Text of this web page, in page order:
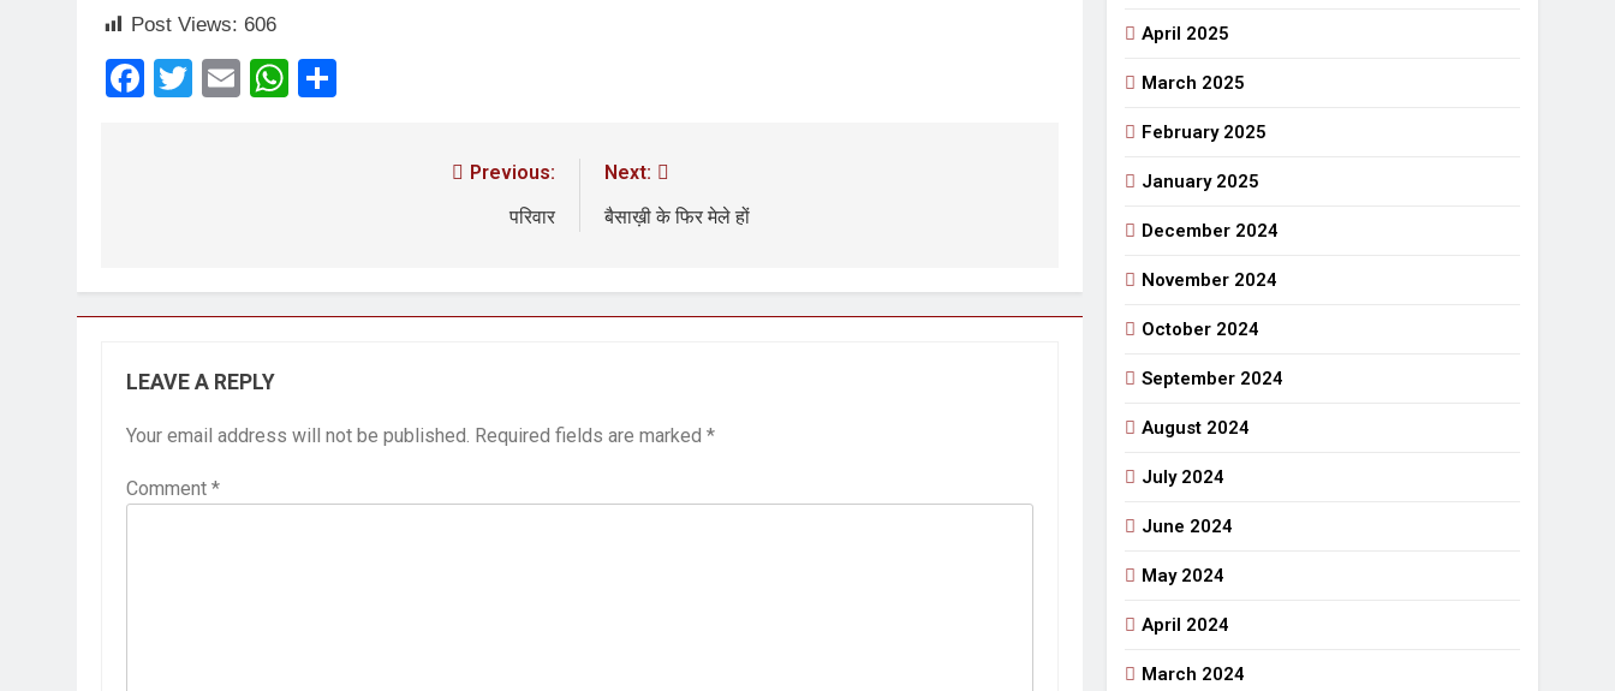
Post Views: 606
Facebook
TwitterEmailWhatsApp
Previous:
परिवार
Next:
बैसाख़ी के फिर मेले हों
LEAVE A REPLY
Your email address will not be published. Required fields are marked *
Comment *
April 2025
March 2025
February 2025
January 2025
December 2024
November 2024
October 2024
September 2024
August 2024
July 2024
June 2024
May 2024
April 2024
March 2024